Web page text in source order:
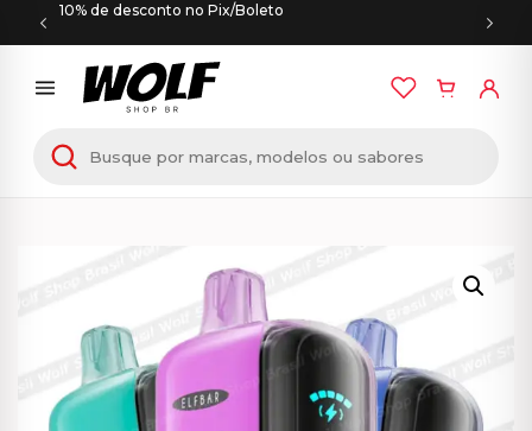
10% de desconto no Pix/Boleto
Início/ PODS DESCARTÁVEIS/ ELFBAR GH23000 –